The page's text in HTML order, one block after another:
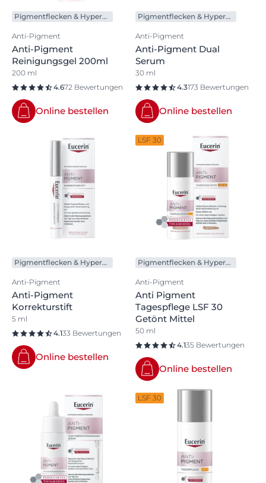
Pigmentflecken & Hyperpigmentierung
Anti-Pigment
Anti-Pigment
Reinigungsgel 200ml
200 ml
4.672 Bewertungen
Online bestellen
Pigmentflecken & Hyperpigmentierung
Anti-Pigment
Anti-Pigment Dual
Serum
30 ml
4.3173 Bewertungen
Online bestellen
Pigmentflecken & Hyperpigmentierung
Anti-Pigment
Anti-Pigment
Korrekturstift
5 ml
4.133 Bewertungen
Online bestellen
LSF 30
Pigmentflecken & Hyperpigmentierung
Anti-Pigment
Anti Pigment
Tagespflege LSF 30
Getönt Mittel
50 ml
4.135 Bewertungen
Online bestellen
LSF 30